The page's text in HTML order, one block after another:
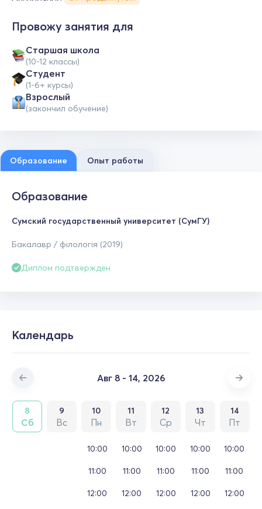
Провожу занятия для
Cтаршая школа
(10-12 классы)
Студент
(1-6+ курсы)
Взрослый
(закончил обучение)
Образование Опыт работы
Образование
Сумский государственный университет (СумГУ)
Бакалавр / філологія (2019)
Диплом подтвержден
Календарь
Авг 8 - 14, 2026
8
Сб
9
Вс
10
Пн
11
Вт
12
Ср
13
Чт
14
Пт
10:00
11:00
12:00
10:00
11:00
12:00
10:00
11:00
12:00
10:00
11:00
12:00
10:00
11:00
12:00